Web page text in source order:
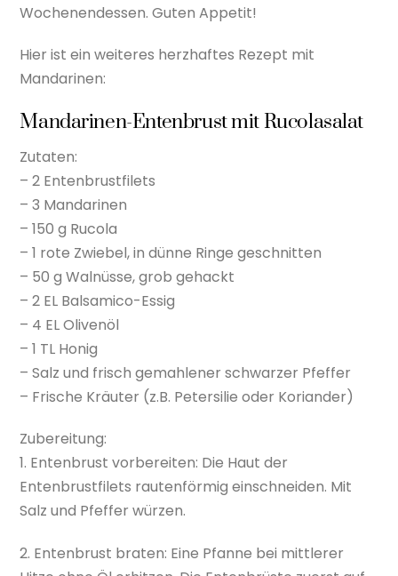
Wochenendessen. Guten Appetit!
Hier ist ein weiteres herzhaftes Rezept mit
Mandarinen:
Mandarinen-Entenbrust mit Rucolasalat
Zutaten:
– 2 Entenbrustfilets
– 3 Mandarinen
– 150 g Rucola
– 1 rote Zwiebel, in dünne Ringe geschnitten
– 50 g Walnüsse, grob gehackt
– 2 EL Balsamico-Essig
– 4 EL Olivenöl
– 1 TL Honig
– Salz und frisch gemahlener schwarzer Pfeffer
– Frische Kräuter (z.B. Petersilie oder Koriander)
Zubereitung:
1. Entenbrust vorbereiten: Die Haut der
Entenbrustfilets rautenförmig einschneiden. Mit
Salz und Pfeffer würzen.
2. Entenbrust braten: Eine Pfanne bei mittlerer